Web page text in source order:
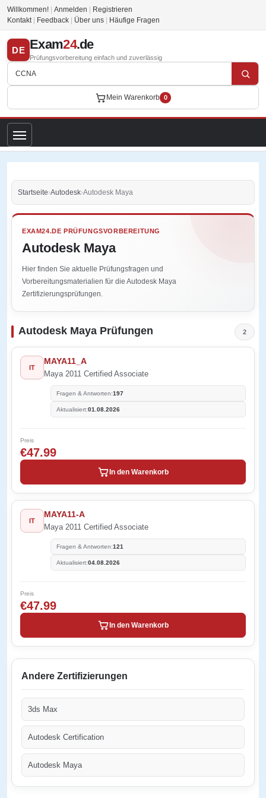
Willkommen! Anmelden
Registrieren
Kontakt
Feedback Über uns Häufige Fragen
DE Exam24.de
Prüfungsvorbereitung einfach und zuverlässig
Mein Warenkorb 0
Startseite›Autodesk›Autodesk Maya
EXAM24.DE PRÜFUNGSVORBEREITUNG
Autodesk Maya
Hier finden Sie aktuelle Prüfungsfragen und
Vorbereitungsmaterialien für die Autodesk Maya
Zertifizierungsprüfungen.
Autodesk Maya Prüfungen 2
IT
MAYA11_A
Maya 2011 Certified Associate
Fragen & Antworten:197
Aktualisiert:01.08.2026
Preis
€47.99
In den Warenkorb
IT
MAYA11-A
Maya 2011 Certified Associate
Fragen & Antworten:121
Aktualisiert:04.08.2026
Preis
€47.99
In den Warenkorb
Andere Zertifizierungen
3ds Max
Autodesk Certification
Autodesk Maya